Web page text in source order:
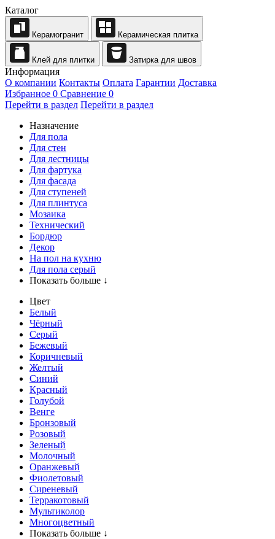
Каталог
Керамогранит Керамическая плитка
Клей для плитки Затирка для швов
Информация
О компании Контакты Оплата Гарантии Доставка
Избранное 0 Сравнение 0
Перейти в раздел Перейти в раздел
Назначение
Для пола
Для стен
Для лестницы
Для фартука
Для фасада
Для ступеней
Для плинтуса
Мозаика
Технический
Бордюр
Декор
На пол на кухню
Для пола серый
Показать больше ↓
Цвет
Белый
Чёрный
Серый
Бежевый
Коричневый
Желтый
Синий
Красный
Голубой
Венге
Бронзовый
Розовый
Зеленый
Молочный
Оранжевый
Фиолетовый
Сиреневый
Терракотовый
Мультиколор
Многоцветный
Показать больше ↓